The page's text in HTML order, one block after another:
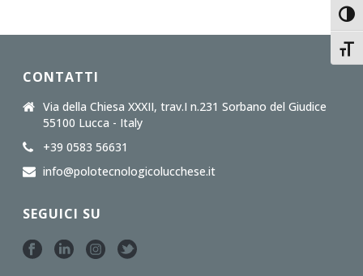
CONTATTI
Via della Chiesa XXXII, trav.I n.231 Sorbano del Giudice
55100 Lucca - Italy
+39 0583 56631
info@polotecnologicolucchese.it
SEGUICI SU